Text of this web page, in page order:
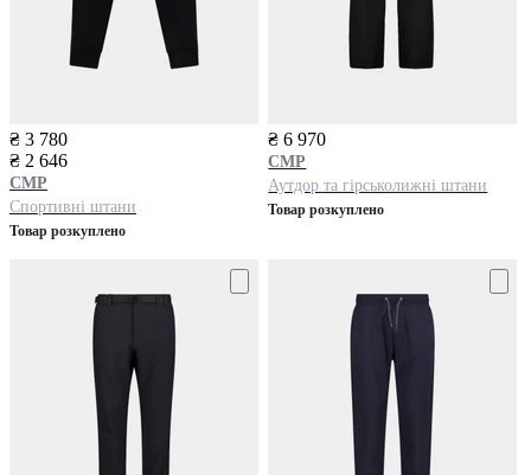
₴ 3 780
₴ 2 646
CMP
Спортивні штани
Товар розкуплено
₴ 6 970
CMP
Аутдор та гірськолижні штани
Товар розкуплено